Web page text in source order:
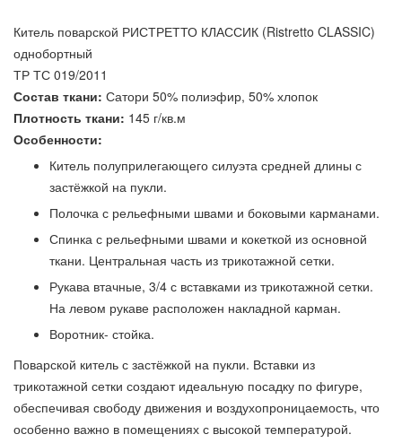
Китель поварской РИСТРЕТТО КЛАССИК (Ristretto CLASSIC)
однобортный
ТР ТС 019/2011
Состав ткани: Сатори 50% полиэфир, 50% хлопок
Плотность ткани: 145 г/кв.м
Особенности:
Китель полуприлегающего силуэта средней длины с
застёжкой на пукли.
Полочка с рельефными швами и боковыми карманами.
Спинка с рельефными швами и кокеткой из основной
ткани. Центральная часть из трикотажной сетки.
Рукава втачные, 3/4 с вставками из трикотажной сетки.
На левом рукаве расположен накладной карман.
Воротник- стойка.
Поварской китель с застёжкой на пукли. Вставки из
трикотажной сетки создают идеальную посадку по фигуре,
обеспечивая свободу движения и воздухопроницаемость, что
особенно важно в помещениях с высокой температурой.